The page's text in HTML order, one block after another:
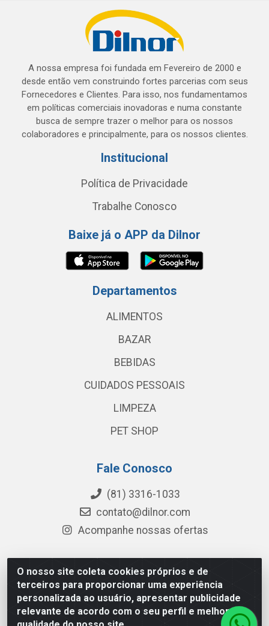
O nosso site coleta cookies próprios e de
terceiros para proporcionar uma experiência
personalizada ao usuário, apresentar publicidade
relevante de acordo com o seu perfil e melhorar a
A nossa empresa foi fundada em Fevereiro de 2000 e
desde então vem construindo fortes parcerias com seus
Fornecedores e Clientes. Para isso, nos fundamentamos
em políticas comerciais inovadoras e numa constante
busca de sempre trazer o melhor para os nossos
colaboradores e principalmente, para os nossos clientes.
Institucional
Política de Privacidade
Trabalhe Conosco
Baixe já o APP da Dilnor
Departamentos
ALIMENTOS
BAZAR
BEBIDAS
CUIDADOS PESSOAIS
LIMPEZA
PET SHOP
Fale Conosco
(81) 3316-1033
contato@dilnor.com
Acompanhe nossas ofertas
Dilnor Distribuidora - Rua Professor Joaquim Cavalcanti,
975 - Iputinga - Recife/PE - CEP 50800-010 - CNPJ
04.054.534/0001-51